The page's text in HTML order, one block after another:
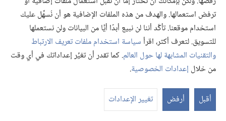
ترفض استعمالها. والهدف من هذه الملفات الإضافية هو أن نُسهِّل عليك
استخدام موقعنا. تأكَّد أننا لن نبيع أبدًا أيًّا من البيانات ولن نستعملها
للتسويق. لتعرف أكثر، اقرأسياسة استخدام ملفات تعريف الارتباط
والتقنيات المشابهة لها حول العالم. كما تقدر أن تغيِّر إعداداتك في أي وقت
من خلال إعدادات الخصوصية.
أقبل أرفض تغيير الإعدادات
‏[الجدول في الصفحات ٣٤٤-‏٣٤٦]‏
النبوة الحادثة الاتمام
تكوين ٩:‏٢٥
الكنعانيون يصيرون خداما لاسرائيل
١ ملوك ٩:‏​٢٠،‏ ٢١
تكوين ١٥:‏​١٣،‏ ١٤
‏؛‏ اسرائيل تخرج من مصر بكثير من الاملاك